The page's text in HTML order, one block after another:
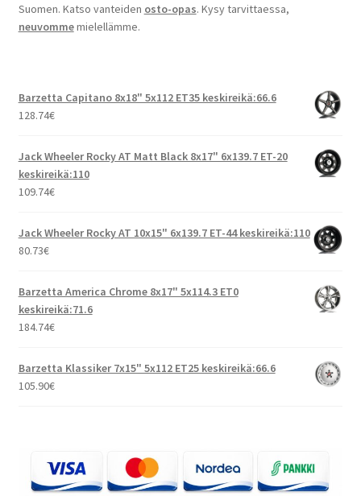
Suomen. Katso vanteiden osto-opas. Kysy tarvittaessa,
neuvommemielellämme.
Barzetta Capitano 8x18" 5x112 ET35 keskireikä:66.6
128.74€
Jack Wheeler Rocky AT Matt Black 8x17" 6x139.7 ET-20
keskireikä:110
109.74€
Jack Wheeler Rocky AT 10x15" 6x139.7 ET-44 keskireikä:110
80.73€
Barzetta America Chrome 8x17" 5x114.3 ET0
keskireikä:71.6
184.74€
Barzetta Klassiker 7x15" 5x112 ET25 keskireikä:66.6
105.90€